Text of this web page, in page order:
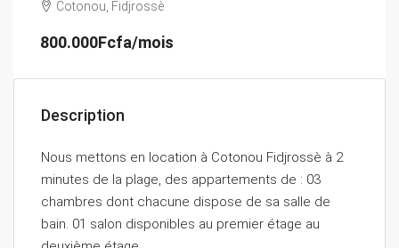
Cotonou, Fidjrossè
800.000Fcfa/mois
Description
Nous mettons en location à Cotonou Fidjrossè à 2
minutes de la plage, des appartements de : 03
chambres dont chacune dispose de sa salle de
bain. 01 salon disponibles au premier étage au